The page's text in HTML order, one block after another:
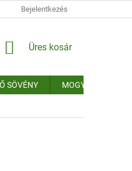
ELÉRHETŐSÉGEK
Bejelentkezés
KOSÁR
Üres kosár
SÖVÉNY